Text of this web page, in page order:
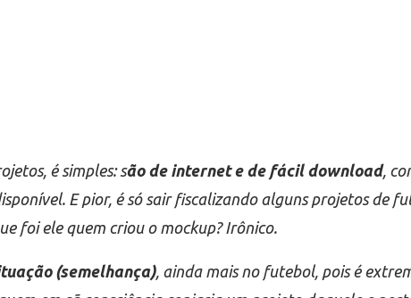
é simples: são de internet e de fácil download,
E pior, é só sair fiscalizando alguns projetos de
foi ele quem criou o mockup? Irônico.
(semelhança), ainda mais no futebol, pois é